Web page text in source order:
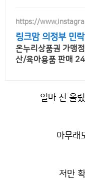
https://
링크맘 의정부 민
품판매매장
온누리상품권 가맹
산/육아용품 판매
얼마 전 올
아무래
저만